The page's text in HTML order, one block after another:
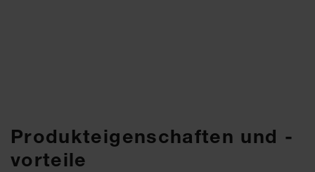
Produkteigenschaften und -
vorteile